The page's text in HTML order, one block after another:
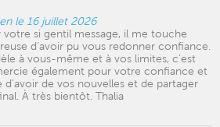
le 16 juillet 2026
si gentil message, il me touche
d’avoir pu vous redonner confiance.
à vous-même et à vos limites, c’est
également pour votre confiance et
d’avoir de vos nouvelles et de partager
À très bientôt. Thalia